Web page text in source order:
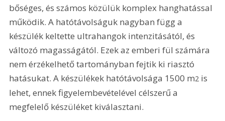
bőséges, és számos közülük komplex hanghatással
működik. A hatótávolságuk nagyban függ a
készülék keltette ultrahangok intenzitásától, és
változó magasságától. Ezek az emberi fül számára
nem érzékelhető tartományban fejtik ki riasztó
hatásukat. A készülékek hatótávolsága 1500 m2 is
lehet, ennek figyelembevételével célszerű a
megfelelő készüléket kiválasztani.